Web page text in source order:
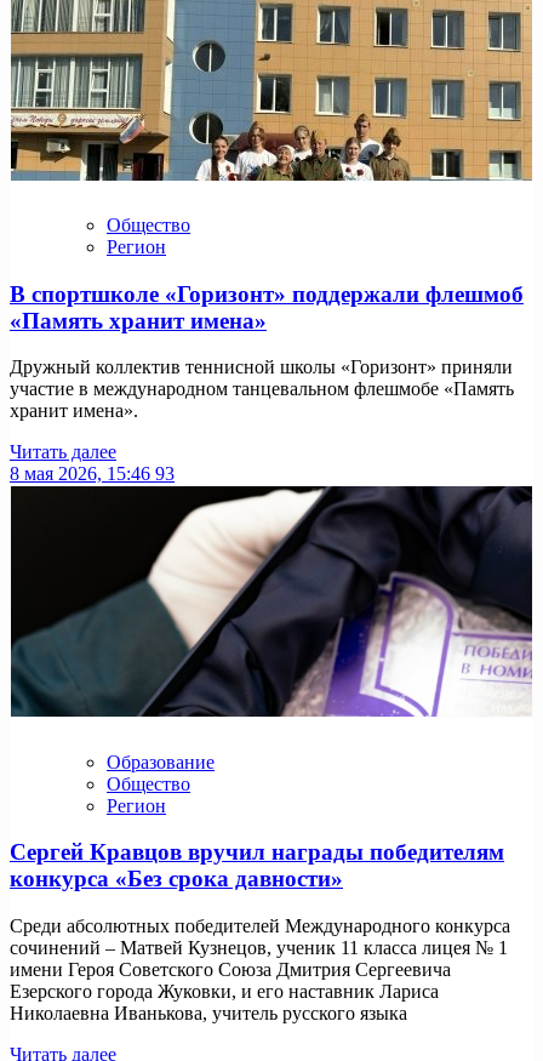
Общество
Регион
В спортшколе «Горизонт» поддержали флешмоб
«Память хранит имена»
Дружный коллектив теннисной школы «Горизонт» приняли
участие в международном танцевальном флешмобе «Память
хранит имена».
Читать далее
8 мая 2026, 15:46 93
Образование
Общество
Регион
Сергей Кравцов вручил награды победителям
конкурса «Без срока давности»
Среди абсолютных победителей Международного конкурса
сочинений – Матвей Кузнецов, ученик 11 класса лицея № 1
имени Героя Советского Союза Дмитрия Сергеевича
Езерского города Жуковки, и его наставник Лариса
Николаевна Иванькова, учитель русского языка
Читать далее